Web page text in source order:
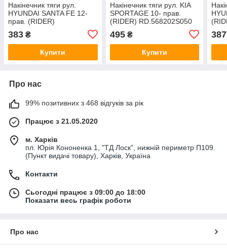
Накінечник тяги рул.
HYUNDAI SANTA FE 12-
прав. (RIDER)
383 ₴
Купити
Накінечник тяги рул. KIA
SPORTAGE 10- прав.
(RIDER) RD.568202S050
495₴
Купити
387
Про нас
99% позитивних з 468 відгуків за рік
Працює з 21.05.2020
м. Харків
пл. Юрія Кононенка 1, "ТД Лоск", нижній периметр П109.
(Пункт видачі товару), Харків, Україна
Контакти
Сьогодні працює з 09:00 до 18:00
Показати весь графік роботи
Про нас